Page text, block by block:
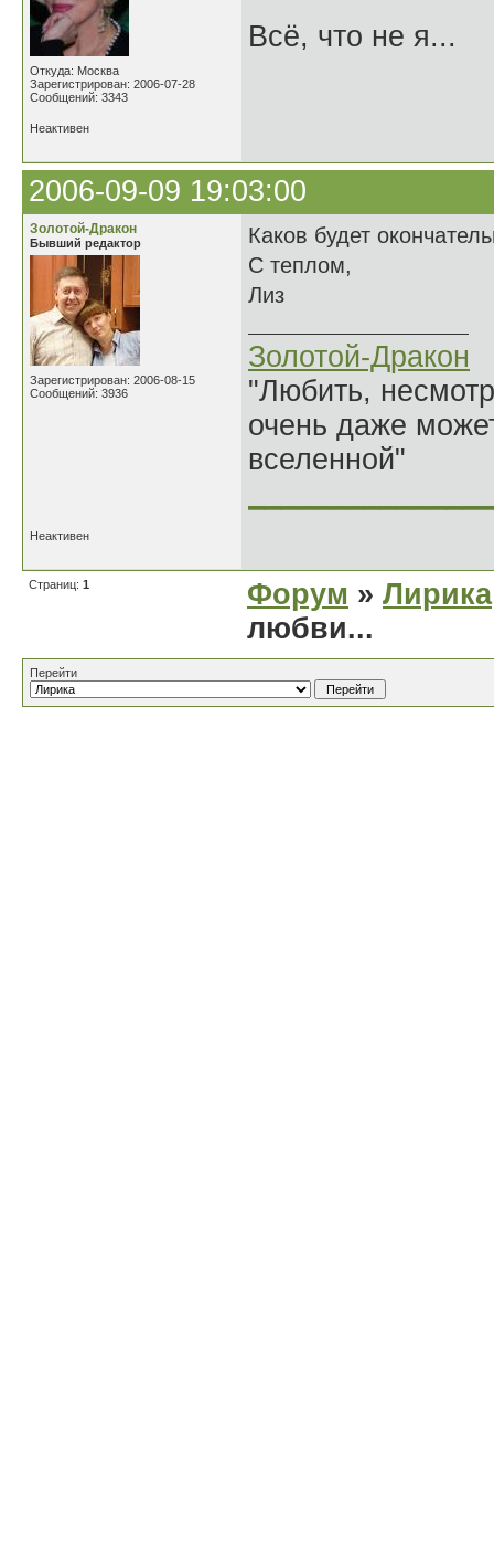
Откуда: Москва
Зарегистрирован: 2006-07-28
Сообщений: 3343
Всё, что не я...
Неактивен
2006-09-09 19:03:00
Золотой-Дракон
Бывший редактор
Зарегистрирован: 2006-08-15
Сообщений: 3936
Каков будет
С теплом,
Лиз
Золотой-Дракон
"Любить,
очень даже
вселенной"
Неактивен
Страниц: 1 Форум » Лирика
любви...
Перейти